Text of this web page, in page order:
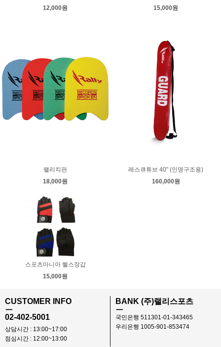
12,000원
15,000원
랠리킥판
18,000원
레스큐튜브 40" (인명구조용)
160,000원
스포츠마니아 헬스장갑
15,000원
CUSTOMER INFO
ㅡ
02-402-5001
상담시간 : 13:00~17:00
점심시간 : 12:00~13:00
BANK (주)랠리스포츠
ㅡ
국민은행 511301-01-343465
우리은행 1005-901-853474